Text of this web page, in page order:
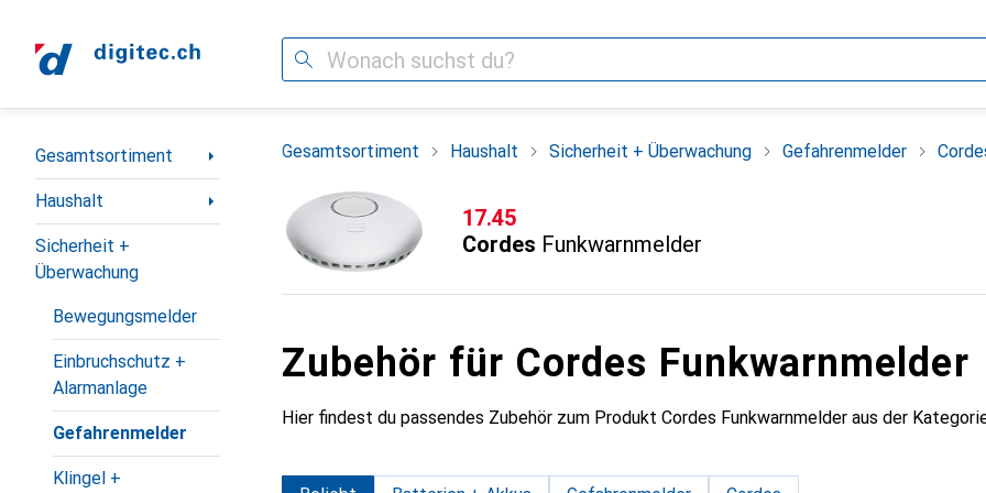
Suche
Navigation nach Kategorien
Gesamtsortiment
Haushalt
Sicherheit +
Überwachung
Bewegungsmelder
Einbruchschutz +
Alarmanlage
Gefahrenmelder
Klingel +
Gesamtsortiment Haushalt Sicherheit + Überwachung Gefahrenmelder
CHF
17.45
Cordes Funkwarnmelder
Zubehör für Cordes Funkwarnmelder
Hier findest du passendes Zubehör zum Produkt Cordes Funkwarnmelder aus der